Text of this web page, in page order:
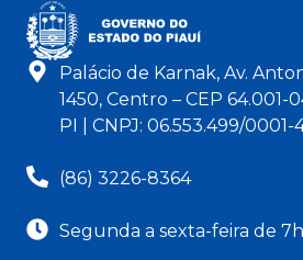
Palácio de Karnak, Av.
1450, Centro – CEP 64.001-
PI | CNPJ: 06.553.499/0001-
(86) 3226-8364
Segunda a sexta-feira de